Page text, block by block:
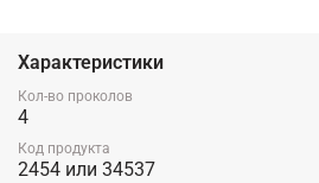
Характеристики
Кол-во проколов
4
Код продукта
2454 или 34537